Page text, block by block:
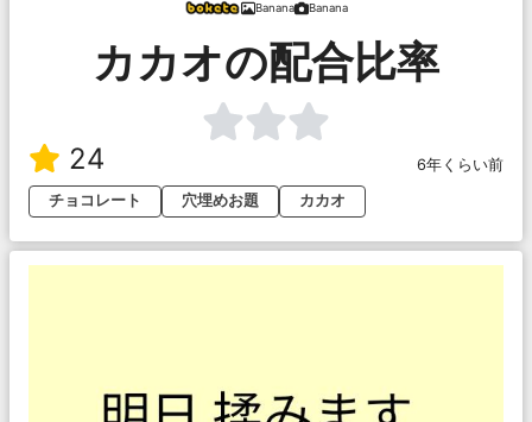
Banana Banana
カカオの配合比率
24
6年くらい前
チョコレート
穴埋めお題 カカオ